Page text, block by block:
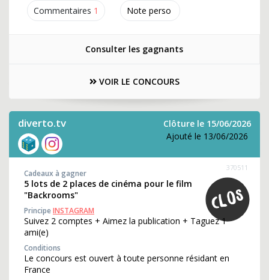
Commentaires 1 Note perso
Consulter les gagnants
VOIR LE CONCOURS
diverto.tv
Clôture le 15/06/2026
Ajouté le 13/06/2026
370511
Cadeaux à gagner
5 lots de 2 places de cinéma pour le film
"Backrooms"
PrincipeINSTAGRAM
Suivez 2 comptes + Aimez la publication + Taguez 1
ami(e)
Conditions
Le concours est ouvert à toute personne résidant en
France